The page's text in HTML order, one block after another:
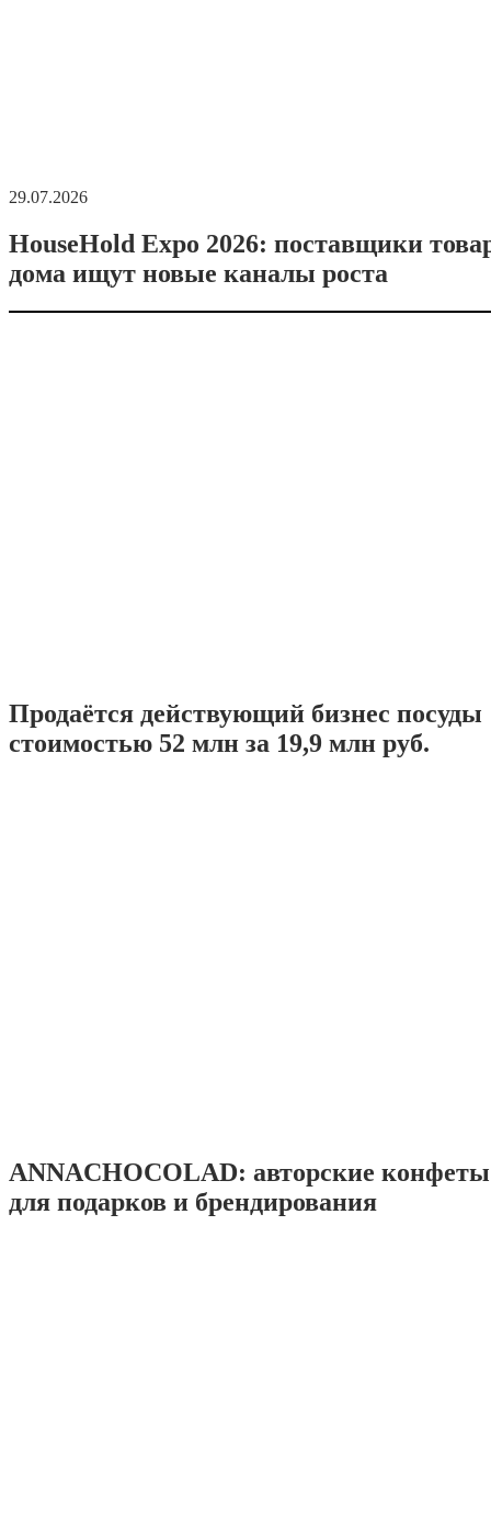
29.07.2026
HouseHold Expo 2026: поставщики
дома ищут новые каналы роста
Продаётся действующий бизнес посуды
стоимостью 52 млн за 19,9 млн руб.
ANNACHOCOLAD: авторские
для подарков и брендирования